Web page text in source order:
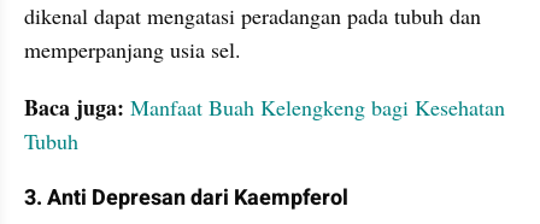
dikenal dapat mengatasi peradangan pada tubuh dan
memperpanjang usia sel.
Baca juga: Manfaat Buah Kelengkeng bagi Kesehatan
Tubuh
3. Anti Depresan dari Kaempferol